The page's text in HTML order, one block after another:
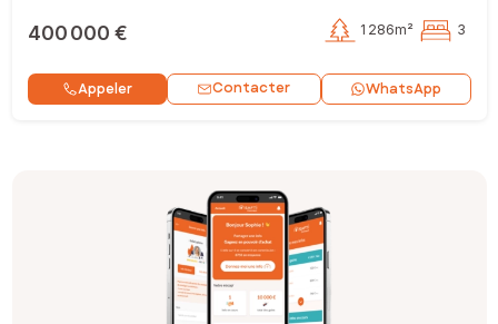
400 000 € 1 286m² 3
Appeler Contacter WhatsApp